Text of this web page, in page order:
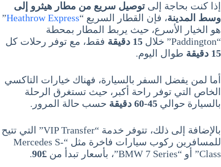
إذا كنت بحاجة إلى توصيل سريع من مطار هيثرو إلى
وسط المدينة، فإن القطار السريع “Heathrow Express
”
هو الخيار الأسرع، حيث يربط المطار بمحطة
“Paddington” خلال
15 دقيقة
فقط، مع توفر رحلات كل
15 دقيقة
طوال اليوم.
أما لمن يفضل السفر بالسيارة، فهناك خيارات التاكسي
الخاص التي توفر راحة أكبر، حيث تستغرق الرحلة
بالسيارة حوالي 45-60 دقيقة حسب حالة المرور.
بالإضافة إلى ذلك، تتوفر خدمة “VIP Transfer” التي تتيح
للمسافرين ركوب سيارات فاخرة مثل “Mercedes S-
Class” أو “BMW 7 Series”، بأسعار تبدأ من
£90
.